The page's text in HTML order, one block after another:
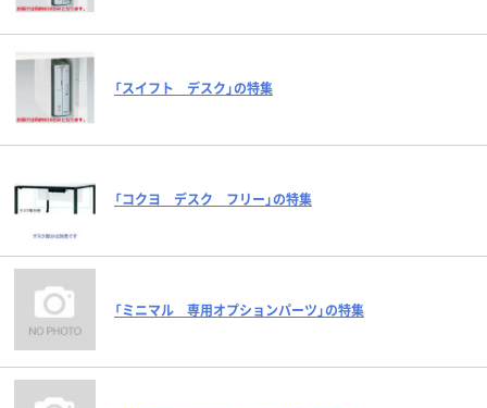
「スイフト デスク」の特集
「コクヨ デスク フリー」の特集
「ミニマル 専用オプションパーツ」の特集